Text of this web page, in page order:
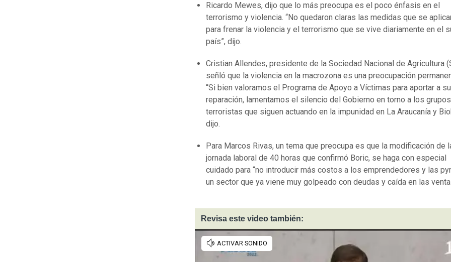
Ricardo Mewes, dijo que lo más preocupa es el poco énfasis en el
terrorismo y violencia. “No quedaron claras las medidas que se
para frenar la violencia y el terrorismo que se vive diariamente en el
país”, dijo.
Cristian Allendes, presidente de la Sociedad Nacional de Agricultura
señló que la violencia en la macrozona es una preocupación
“Si bien valoramos el Programa de Apoyo a Víctimas para aportar a su
reparación, lamentamos el silencio del Gobierno en torno a los grupos
terroristas que siguen actuando en la impunidad en La Araucanía y
dijo.
Para Marcos Rivas, un tema que preocupa es que la modificación de
jornada laboral de 40 horas que confirmó Boric, se haga con especial
cuidado para “no introducir más costos a los emprendedores y las
un sector que ya viene muy golpeado con deudas y caída en las
Revisa este video también: